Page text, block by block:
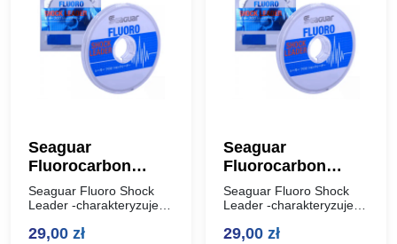
Seaguar
Fluorocarbon
Shock Leader 20m
0,330mm
Seaguar Fluoro Shock
Leader -charakteryzuje
przetarcia oraz na
29,00 zł
Seaguar
Fluorocarbon
Shock Leader 20m
0,370mm
Seaguar Fluoro Shock
Leader -charakteryzuje
przetarcia oraz na
29,00 zł